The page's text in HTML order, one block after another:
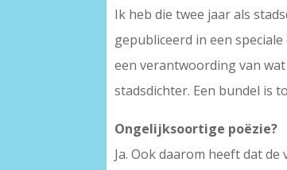
Ik heb die twee jaar als
gepubliceerd in een
een verantwoording van
stadsdichter. Een bundel is
Ongelijksoortige poëzie?
Ja. Ook daarom heeft dat